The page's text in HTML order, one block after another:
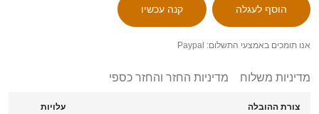
אנו תומכים באמצעי התשלום: Paypal
מדיניות משלוח מדיניות החזר והחזר כספי
צורת ההובלה עלויות